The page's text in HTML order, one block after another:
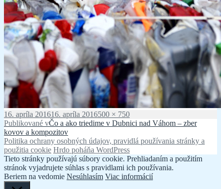
Publikované
16. apríla 201616. apríla 2016Plná
veľkosť
500 × 750
Navigácia
v
článku
Publikované vČo a ako triedime v Dubnici nad Váhom – zber
kovov a kompozitov
Politika ochrany osobných údajov, pravidlá používania stránky a
použitia cookie Hrdo poháňa WordPress
Tieto stránky používajú súbory cookie. Prehliadaním a použitím
stránok vyjadrujete súhlas s pravidlami ich používania.
Beriem na vedomie Nesúhlasím Viac informácií